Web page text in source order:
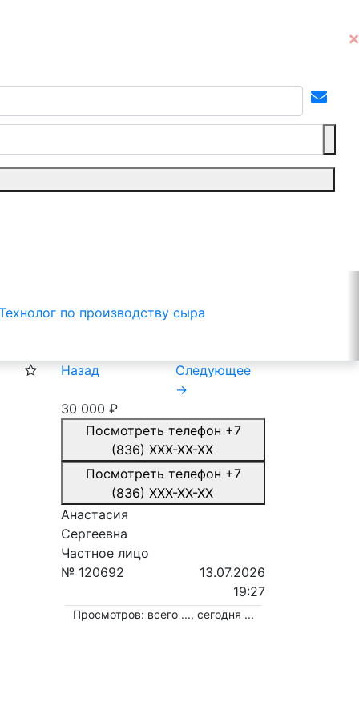
по производству сыра
Назад
Следующее
→
30 000 ₽
Посмотреть телефон +7
(836) XXX-XX-XX
Посмотреть телефон +7
(836) XXX-XX-XX
Анастасия
Сергеевна
Частное лицо
№ 120692
13.07.2026
19:27
Просмотров: всего ..., сегодня ...